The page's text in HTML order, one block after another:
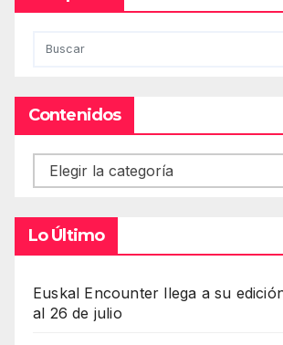
Contenidos
Contenidos
Lo Último
Euskal Encounter llega a su
al 26 de julio